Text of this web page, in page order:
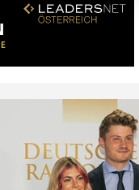
weiter. Unsere
haben oder